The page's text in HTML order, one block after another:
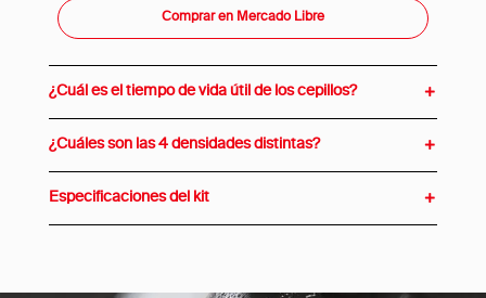
Comprar en Mercado Libre
¿Cuál es el tiempo de vida útil de los cepillos?
¿Cuáles son las 4 densidades distintas?
Especificaciones del kit